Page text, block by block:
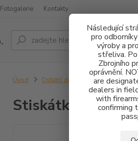
Následující
pro
výroby a
střeliva.
Zbrojního
oprávnění.
are
dealers in
with
confirming
Fotogalerie Kontakty
Úvod Ostatní doplňky Stiskátko
Stiskátko